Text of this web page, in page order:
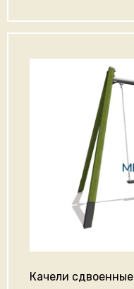
Качели сдвоенные